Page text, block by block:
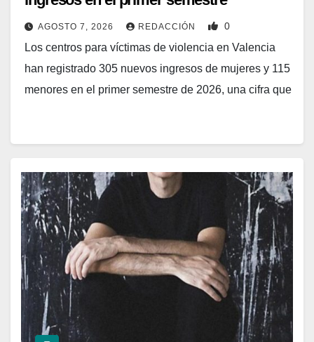
AGOSTO 7, 2026 REDACCIÓN 0
Los centros para víctimas de violencia en Valencia
han registrado 305 nuevos ingresos de mujeres y 115
menores en el primer semestre de 2026, una cifra que